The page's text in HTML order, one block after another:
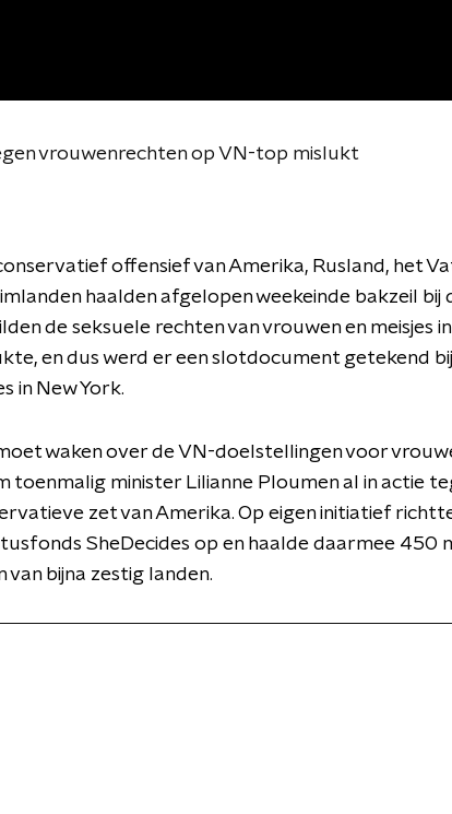
vrouwenrechten op VN-top mislukt
offensief van Amerika, Rusland, het
haalden afgelopen weekeinde bakzeil bij
de seksuele rechten van vrouwen en meisjes
en dus werd er een slotdocument getekend
in New York.
waken over de VN-doelstellingen voor
toenmalig minister Lilianne Ploumen al in actie
zet van Amerika. Op eigen initiatief
SheDecides op en haalde daarmee 450
van bijna zestig landen.